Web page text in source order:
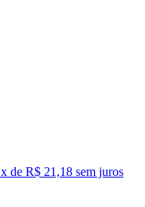
x de R$ 21,18 sem juros